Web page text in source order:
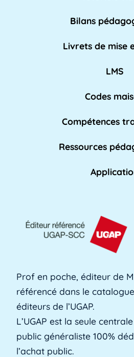
non-enseignant qui travaille
Affaires académiques
chargée de soutenir
L'AFPA, ou Association
formation professionnelle
Alerte précoce
L'alerte précoce est un outil
établissements utilisent
Lire plus »
Bilans
Livrets de mise
LMS
Codes
Compétences
Ressources
Prof en poche, éditeur de
référencé dans le
éditeurs de l’UGAP.
L’UGAP est la seule
public généraliste 100%
l’achat public.